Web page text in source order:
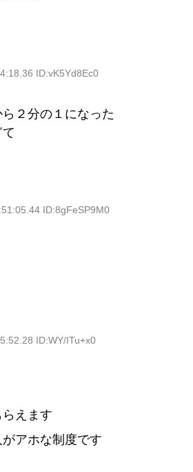
ID:vK5Yd8Ec0
２分の１になった
ID:8gFeSP9M0
ID:WY/ITu+x0
えます
アホな制度です